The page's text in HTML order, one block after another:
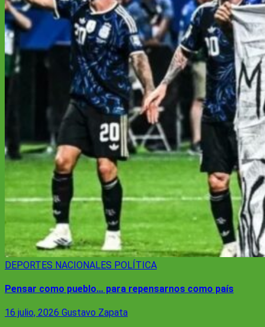
DEPORTES NACIONALES POLÍTICA
Pensar como pueblo… para repensarnos como país
16 julio, 2026 Gustavo Zapata